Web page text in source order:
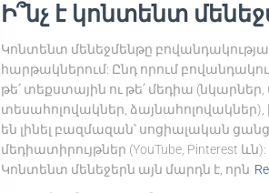
Ի՞նչ է կոնտենտ
Կոնտենտ մենեջմենթը
հարթակներում: Ընդ որում
թե՛ տեքստային ու թե՛ մեդիա
տեսահոլովակներ,
են լինել բազմազան՝ սոցիալական
մեդիատիրույթներ (YouTube, Pinterest
Կոնտենտ մենեջերն այն մարդն է, որն